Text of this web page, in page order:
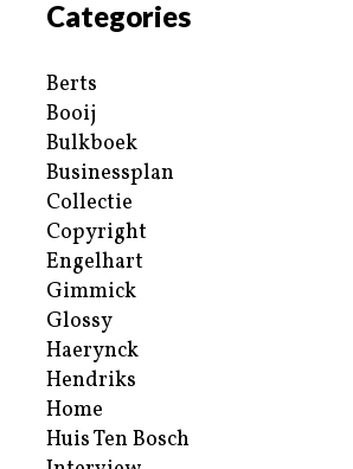
Categories
Berts
Booij
Bulkboek
Businessplan
Collectie
Copyright
Engelhart
Gimmick
Glossy
Haerynck
Hendriks
Home
Huis Ten Bosch